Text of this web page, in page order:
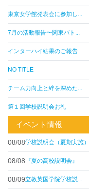
東京女学館発表会に参加し...
7月の活動報告〜関東バト...
インターハイ結果のご報告
NO TITLE
チーム力向上と絆を深めた...
第１回学校説明会お礼
イベント情報
08/08学校説明会（夏期実施）
08/08 『夏の高校説明会』
08/09立教英国学院学校説...